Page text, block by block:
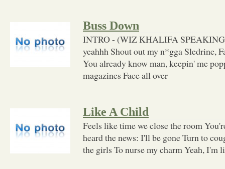
Buss Down
INTRO - (WIZ KHALIFA
yeahhh Shout out my n*gga Sledrine,
You already know man, keepin' me
magazines Face all over
Like A Child
Feels like time we close the room
heard the news: I'll be gone Turn to
the girls To nurse my charm Yeah, I'm